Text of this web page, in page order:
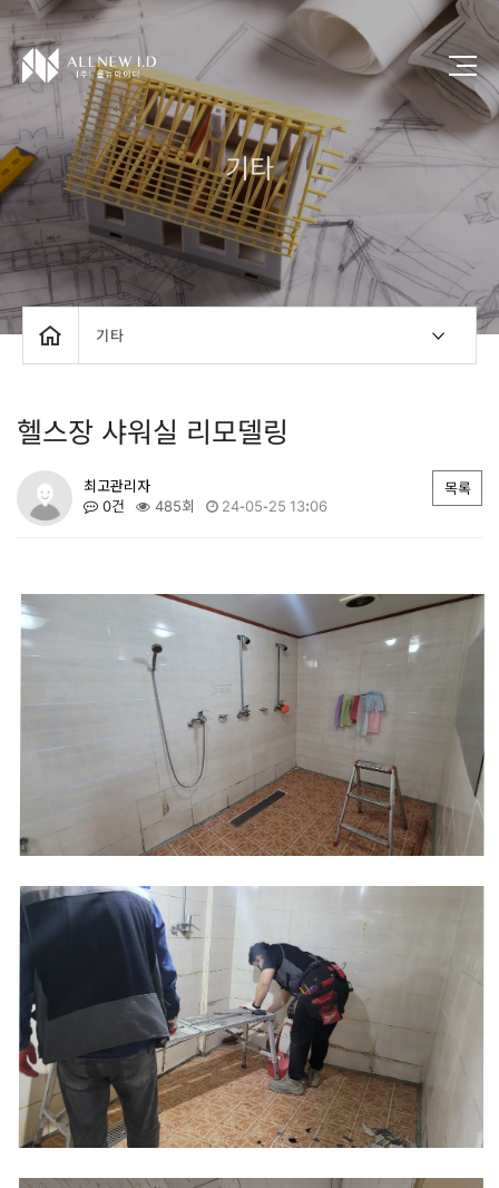
기타
기타
헬스장 샤워실 리모델링
최고관리자
0건 485회 24-05-25 13:06
목록